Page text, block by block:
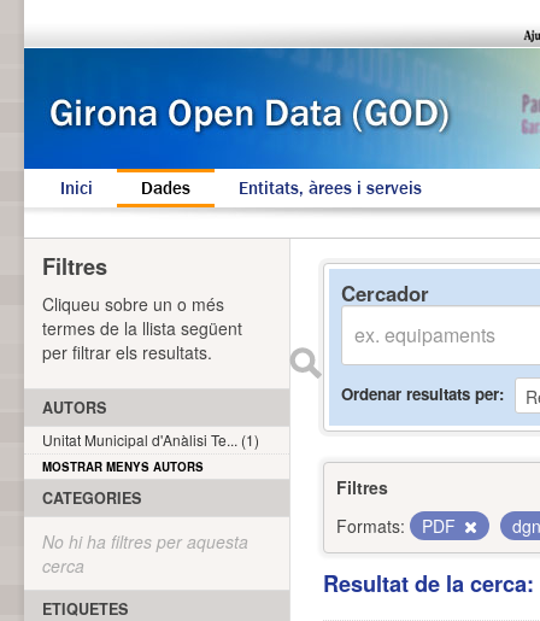
Inici Dades Entitats, àrees i serveis
Cercador
Ordenar resultats per
Filtres
Formats:
PDF
Resultat de la
Filtres
Cliqueu sobre un o més
termes de la llista següent
per filtrar els resultats.
AUTORS
Unitat Municipal d'Anàlisi Te... (1)
MOSTRAR MENYS AUTORS
CATEGORIES
No hi ha filtres per aquesta
cerca
ETIQUETES